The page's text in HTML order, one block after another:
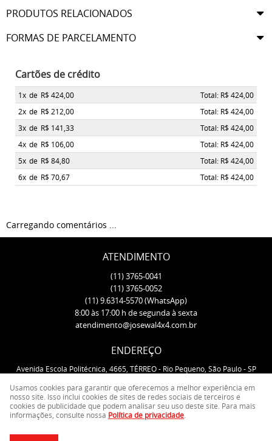
PRODUTOS RELACIONADOS
FORMAS DE PARCELAMENTO
Cartões de crédito
1x de R$ 424,00
Total: R$ 424,00
2x de R$ 212,00
Total: R$ 424,00
3x de R$ 141,33
Total: R$ 424,00
4x de R$ 106,00
Total: R$ 424,00
5x de R$ 84,80
Total: R$ 424,00
6x de R$ 70,67 Total: R$ 424,00
Carregando comentários ...
ATENDIMENTO
(11)3765-0041
(11)3765-0052
(11)9.6314-5570(WhatsApp)
8:00 às 17:00 h de segunda à sexta
atendimento@josewal4x4.com.br
ENDEREÇO
Avenida Escola Politécnica, 4665, TÉRREO- Rio Pequeno, São Paulo-SP
LOJA VIRTUAL CRIADA POR
Usamos cookies para garantir que oferecemos a melhor experiência em
nosso site. Isso inclui cookies de sites de redes sociais de terceiros e
cookies de publicidade que podem analisar seu uso deste site. Para mais
informações, consulte nossa Política de privacidade